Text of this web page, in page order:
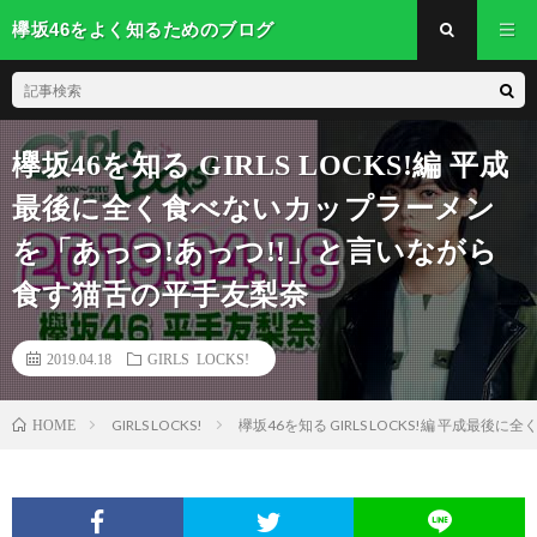
欅坂46をよく知るためのブログ
欅坂46を知る GIRLS LOCKS!編 平成
最後に全く食べないカップラーメン
を「あっつ!あっつ!!」と言いながら
食す猫舌の平手友梨奈
2019.04.18 GIRLS LOCKS!
HOME GIRLS LOCKS! 欅坂46を知る GIRLS LOCKS!編 平成最後に